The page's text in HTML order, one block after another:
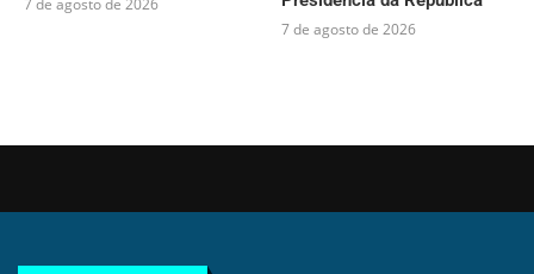
7 de agosto de 2026